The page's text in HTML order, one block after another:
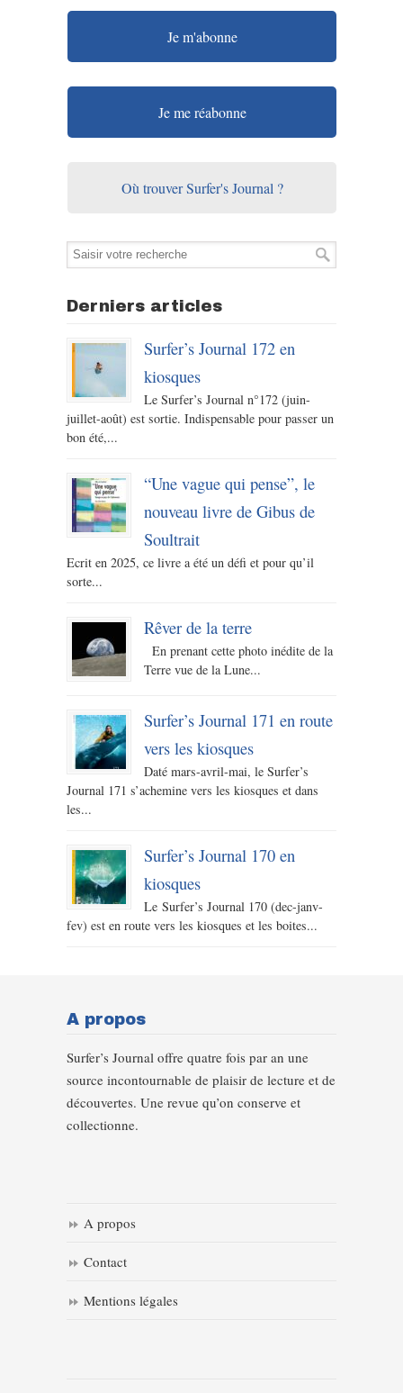
Je m'abonne
Je me réabonne
Où trouver Surfer's Journal ?
Derniers articles
Surfer’s Journal 172 en
kiosques
Le Surfer’s Journal n°172 (juin-
juillet-août) est sortie. Indispensable pour passer un
bon été,...
“Une vague qui pense”, le
nouveau livre de Gibus de
Soultrait
Ecrit en 2025, ce livre a été un défi et pour qu’il
sorte...
Rêver de la terre
En prenant cette photo inédite de la
Terre vue de la Lune...
Surfer’s Journal 171 en route
vers les kiosques
Daté mars-avril-mai, le Surfer’s
Journal 171 s’achemine vers les kiosques et dans
les...
Surfer’s Journal 170 en
kiosques
Le Surfer’s Journal 170 (dec-janv-
fev) est en route vers les kiosques et les boites...
A propos
Surfer’s Journal offre quatre fois par an une
source incontournable de plaisir de lecture et de
découvertes. Une revue qu’on conserve et
collectionne.
A propos
Contact
Mentions légales